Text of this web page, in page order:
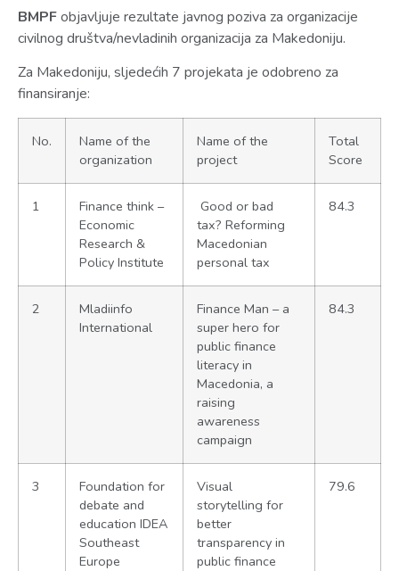
BMPFobjavljuje rezultate javnog poziva za organizacije
civilnog društva/nevladinih organizacija za Makedoniju.
Za Makedoniju, sljedećih 7 projekata je odobreno za
finansiranje:
No.
Name of the
organization
Name of the
project
Total
Score
1
Finance think –
Economic
Research &
Policy Institute
Good or bad
tax? Reforming
Macedonian
personal tax
84.3
2
Mladiinfo
International
Finance Man – a
super hero for
public finance
literacy in
Macedonia, a
raising
awareness
campaign
84.3
3
Foundation for
debate and
education IDEA
Southeast
Europe
Visual
storytelling for
better
transparency in
public finance
79.6